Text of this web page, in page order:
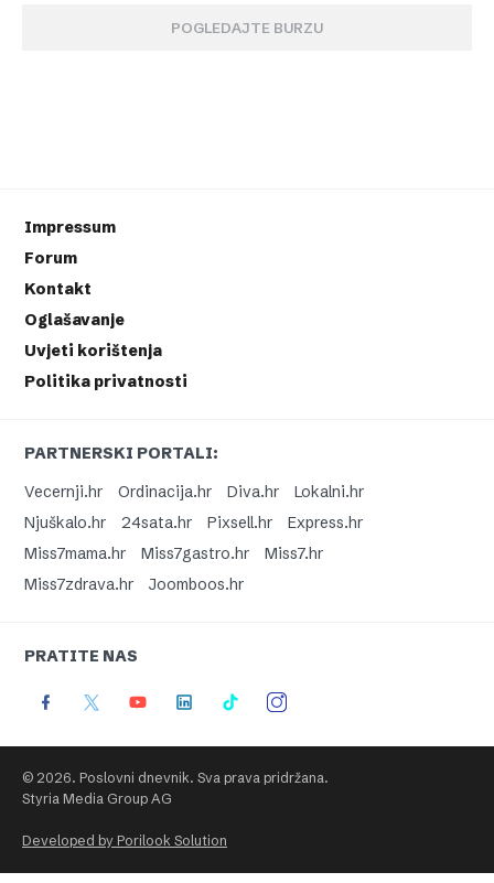
POGLEDAJTE BURZU
Impressum
Forum
Kontakt
Oglašavanje
Uvjeti korištenja
Politika privatnosti
PARTNERSKI PORTALI:
Vecernji.hr
Ordinacija.hr Diva.hr
Lokalni.hr
Njuškalo.hr
24sata.hr Pixsell.hr
Express.hr
Miss7mama.hr
Miss7gastro.hr
Miss7.hr
Miss7zdrava.hr
Joomboos.hr
PRATITE NAS
© 2026. Poslovni dnevnik. Sva prava pridržana.
Styria Media Group AG
Developed by Porilook Solution